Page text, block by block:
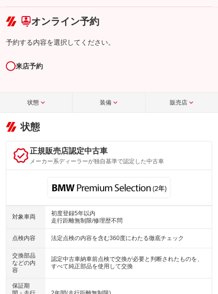
オンライン予約
予約する内容を選択してください。
来店予約
状態 装備 販売店
状態
正規販売店認定中古車
メーカー系ディーラーが独自基準で認定した中古車
対象車両
初度登録5年以内
走行距離無制限/修理歴不問
点検内容 法定点検の内容を含む360度にわたる徹底チェック
交換部品
などの内
容
認定中古車納車前点検で交換が必要と判断されたものを、
すべて純正部品を使用して交換
保証期